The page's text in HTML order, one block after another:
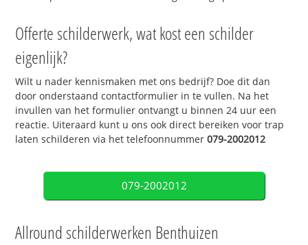
Offerte schilderwerk, wat kost een schilder
eigenlijk?
Wilt u nader kennismaken met ons bedrijf? Doe dit dan
door onderstaand contactformulier in te vullen. Na het
invullen van het formulier ontvangt u binnen 24 uur een
reactie. Uiteraard kunt u ons ook direct bereiken voor trap
laten schilderen via het telefoonnummer079-2002012
079-2002012
Allround schilderwerken Benthuizen